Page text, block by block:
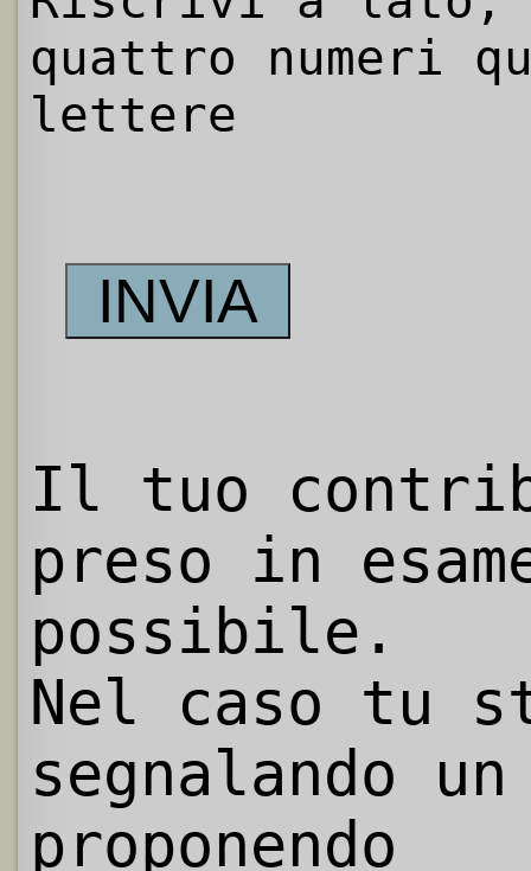
quattro numeri
lettere
Il tuo
preso in
possibile.
Nel caso tu
segnalando
proponendo